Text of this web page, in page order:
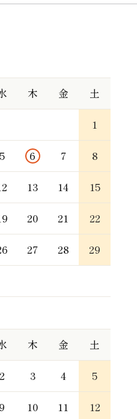
木 金 土
1
5 6 7 8
13 14 15
20 21 22
27 28 29
木 金 土
2 3 4 5
9 10 11 12